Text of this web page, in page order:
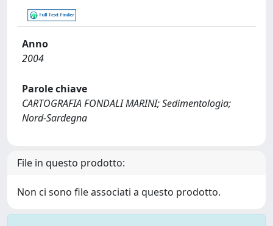
Anno
2004
Parole chiave
CARTOGRAFIA FONDALI MARINI; Sedimentologia;
Nord-Sardegna
File in questo prodotto:
Non ci sono file associati a questo prodotto.